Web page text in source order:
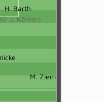
H. Barth
J. Körner)
M. Ziem